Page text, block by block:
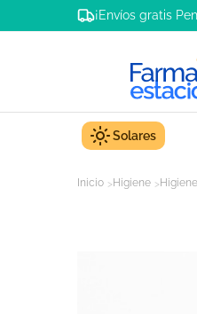
¡Envíos gratis
Solares
Inicio Higiene